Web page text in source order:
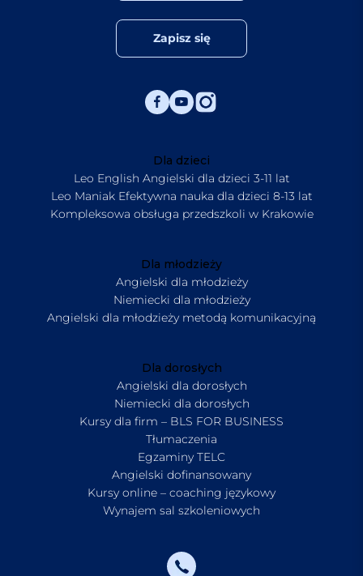
Zapisz się
Dla dzieci
Leo English Angielski dla dzieci 3-11 lat
Leo Maniak Efektywna nauka dla dzieci 8-13 lat
Kompleksowa obsługa przedszkoli w Krakowie
Dla młodzieży
Angielski dla młodzieży
Niemiecki dla młodzieży
Angielski dla młodzieży metodą komunikacyjną
Dla dorosłych
Angielski dla dorosłych
Niemiecki dla dorosłych
Kursy dla firm – BLS FOR BUSINESS
Tłumaczenia
Egzaminy TELC
Angielski dofinansowany
Kursy online – coaching językowy
Wynajem sal szkoleniowych